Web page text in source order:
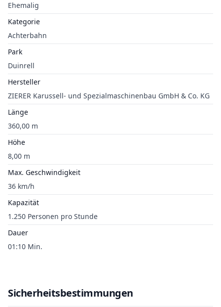
Ehemalig
Kategorie
Achterbahn
Park
Duinrell
Hersteller
ZIERER Karussell- und Spezialmaschinenbau GmbH & Co. KG
Länge
360,00 m
Höhe
8,00 m
Max. Geschwindigkeit
36 km/h
Kapazität
1.250 Personen pro Stunde
Dauer
01:10 Min.
Sicherheitsbestimmungen